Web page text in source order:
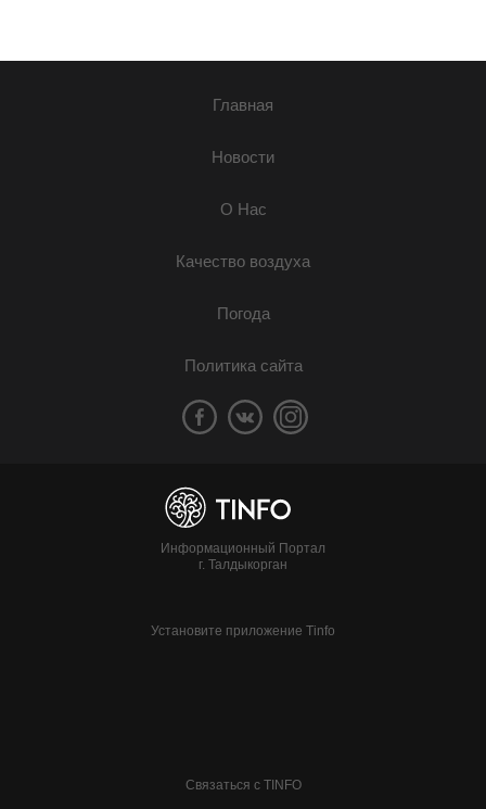
Главная
Новости
О Нас
Качество воздуха
Погода
Политика сайта
Информационный Портал
г. Талдыкорган
Установите приложение Tinfo
Связаться с TINFO